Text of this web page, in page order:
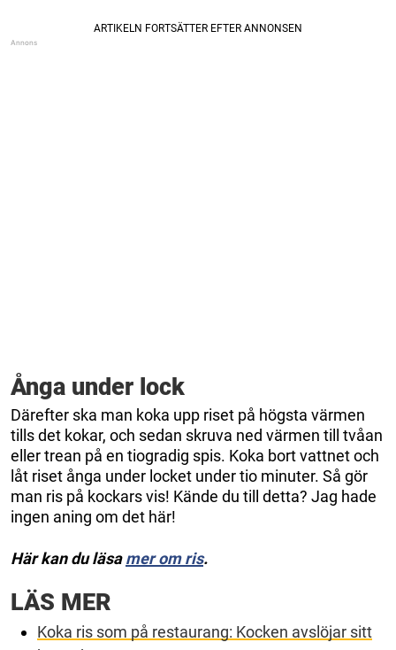
Ånga under lock
Därefter ska man koka upp riset på högsta värmen
tills det kokar, och sedan skruva ned värmen till tvåan
eller trean på en tiogradig spis. Koka bort vattnet och
låt riset ånga under locket under tio minuter. Så gör
man ris på kockars vis! Kände du till detta? Jag hade
ingen aning om det här!
Här kan du läsamer om ris.
LÄS MER
Koka ris som på restaurang: Kocken avslöjar sitt